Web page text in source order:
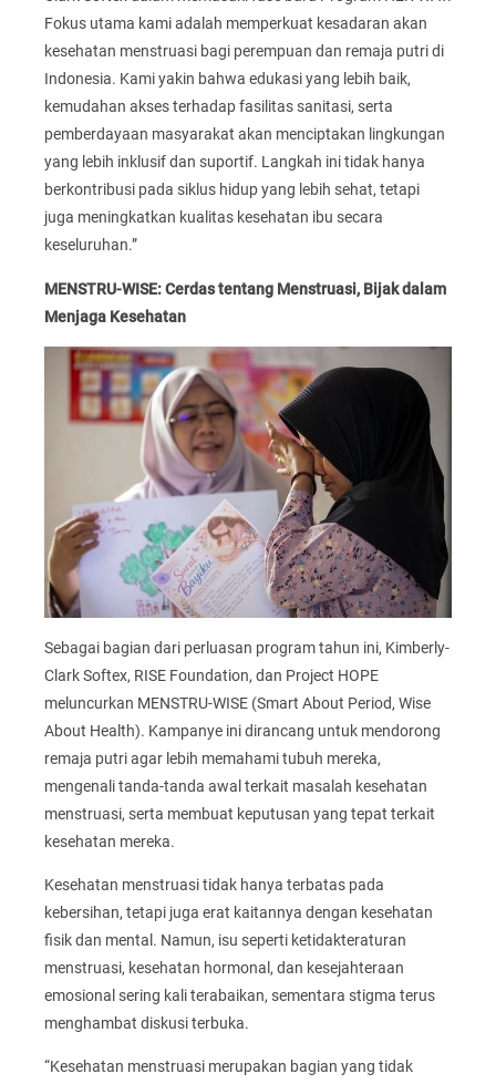
Fokus utama kami adalah memperkuat kesadaran akan
kesehatan menstruasi bagi perempuan dan remaja putri di
Indonesia. Kami yakin bahwa edukasi yang lebih baik,
kemudahan akses terhadap fasilitas sanitasi, serta
pemberdayaan masyarakat akan menciptakan lingkungan
yang lebih inklusif dan suportif. Langkah ini tidak hanya
berkontribusi pada siklus hidup yang lebih sehat, tetapi
juga meningkatkan kualitas kesehatan ibu secara
keseluruhan.”
MENSTRU-WISE: Cerdas tentang Menstruasi, Bijak dalam
Menjaga Kesehatan
Sebagai bagian dari perluasan program tahun ini, Kimberly-
Clark Softex, RISE Foundation, dan Project HOPE
meluncurkan MENSTRU-WISE (Smart About Period, Wise
About Health). Kampanye ini dirancang untuk mendorong
remaja putri agar lebih memahami tubuh mereka,
mengenali tanda-tanda awal terkait masalah kesehatan
menstruasi, serta membuat keputusan yang tepat terkait
kesehatan mereka.
Kesehatan menstruasi tidak hanya terbatas pada
kebersihan, tetapi juga erat kaitannya dengan kesehatan
fisik dan mental. Namun, isu seperti ketidakteraturan
menstruasi, kesehatan hormonal, dan kesejahteraan
emosional sering kali terabaikan, sementara stigma terus
menghambat diskusi terbuka.
“Kesehatan menstruasi merupakan bagian yang tidak